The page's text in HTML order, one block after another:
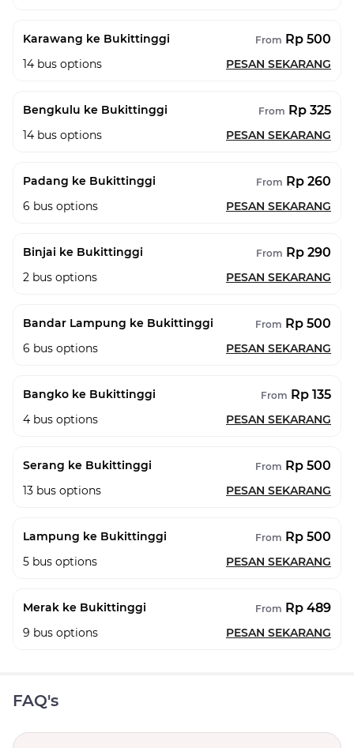
Karawang ke Bukittinggi From Rp 500
14 bus options PESAN SEKARANG
Bengkulu ke Bukittinggi From Rp 325
14 bus options PESAN SEKARANG
Padang ke Bukittinggi From Rp 260
6 bus options PESAN SEKARANG
Binjai ke Bukittinggi From Rp 290
2 bus options PESAN SEKARANG
Bandar Lampung ke Bukittinggi From Rp 500
6 bus options PESAN SEKARANG
Bangko ke Bukittinggi From Rp 135
4 bus options PESAN SEKARANG
Serang ke Bukittinggi From Rp 500
13 bus options PESAN SEKARANG
Lampung ke Bukittinggi From Rp 500
5 bus options PESAN SEKARANG
Merak ke Bukittinggi From Rp 489
9 bus options PESAN SEKARANG
FAQ's